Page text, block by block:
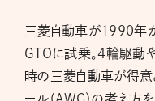
三菱自動車が1990年
GTOに試乗。4輪駆動
時の三菱自動車が得意